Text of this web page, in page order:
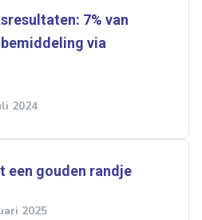
7% van
via
2024
een gouden randje
2025